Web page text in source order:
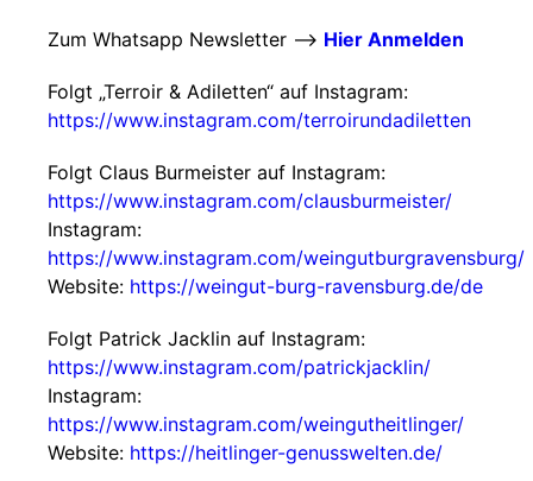
Zum Whatsapp Newsletter --> Hier Anmelden
Folgt „Terroir & Adiletten“ auf Instagram:
https://www.instagram.com/terroirundadiletten
Folgt Claus Burmeister auf Instagram:
https://www.instagram.com/clausburmeister/
Instagram:
https://www.instagram.com/weingutburgravensburg/
Website: https://weingut-burg-ravensburg.de/de
Folgt Patrick Jacklin auf Instagram:
https://www.instagram.com/patrickjacklin/
Instagram:
https://www.instagram.com/weingutheitlinger/
Website: https://heitlinger-genusswelten.de/